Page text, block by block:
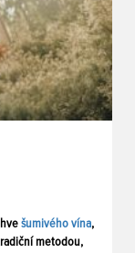
šumivého vína,
metodou,